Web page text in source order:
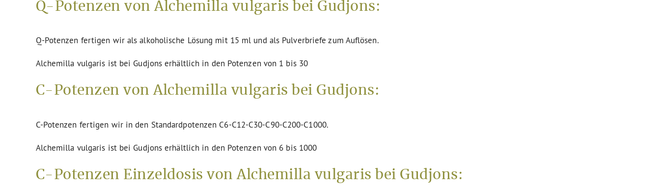
Q-Potenzen von Alchemilla vulgaris bei Gudjons:
Q-Potenzen fertigen wir als alkoholische Lösung mit 15 ml und als Pulverbriefe zum Auflösen.
Alchemilla vulgaris ist bei Gudjons erhältlich in den Potenzen von 1 bis 30
C-Potenzen von Alchemilla vulgaris bei Gudjons:
C-Potenzen fertigen wir in den Standardpotenzen C6-C12-C30-C90-C200-C1000.
Alchemilla vulgaris ist bei Gudjons erhältlich in den Potenzen von 6 bis 1000
C-Potenzen Einzeldosis von Alchemilla vulgaris bei Gudjons: